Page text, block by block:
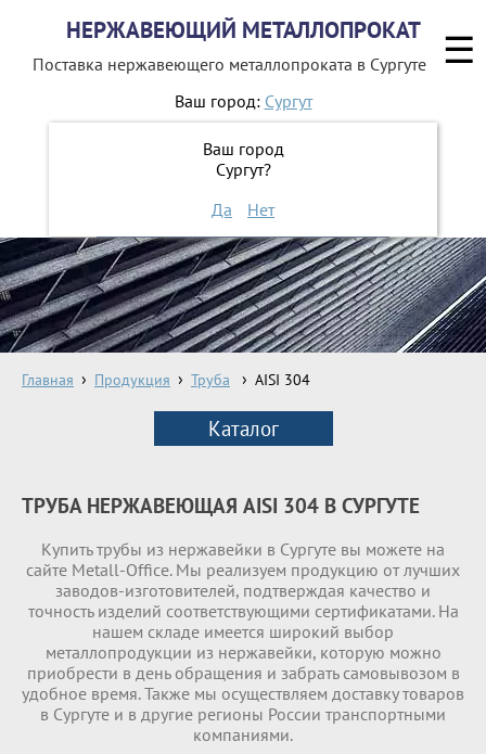
НЕРЖАВЕЮЩИЙ МЕТАЛЛОПРОКАТ
Поставка нержавеющего металлопроката в Сургуте
Ваш город: Сургут
Ваш город
Сургут?
Да
Нет
8 800 551-16-44
ЗАКАЗАТЬ ОБРАТНЫЙ ЗВОНОК
Главная Продукция Труба AISI 304
Каталог
ТРУБА НЕРЖАВЕЮЩАЯ AISI 304 В СУРГУТЕ
Купить трубы из нержавейки в Сургуте вы можете на
сайте Metall-Office. Мы реализуем продукцию от лучших
заводов-изготовителей, подтверждая качество и
точность изделий соответствующими сертификатами. На
нашем складе имеетcя широкий выбор
металлопродукции из нержавейки, которую можно
приобрести в день обращения и забрать самовывозом в
удобное время. Также мы осуществляем доставку товаров
в Сургуте и в другие регионы России транспортными
компаниями.
☰